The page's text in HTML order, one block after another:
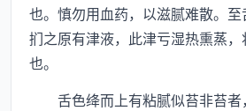
也。慎勿用血药，以滋腻难散。
扪之原有津液，此津亏湿热熏蒸
也。
舌色绛而上有粘腻似苔非苔者